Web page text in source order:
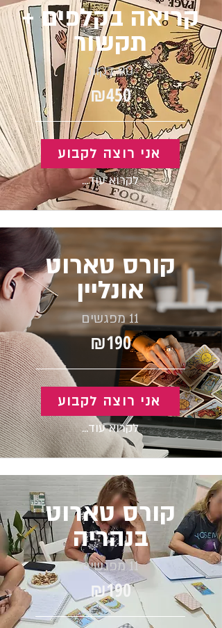
קריאה בקלפים +
תקשור
90 דקות
₪450
אני רוצה לקבוע
לקרוא עוד...
קורס טארוט
אונליין
11 מפגשים
₪190
אני רוצה לקבוע
לקרוא עוד...
קורס טארוט
בנהריה
11 מפגשים
₪190